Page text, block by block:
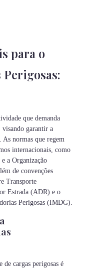
para o
que demanda
visando garantir a
As normas que regem
internacionais, como
a Organização
de convenções
Transporte
Estrada (ADR) e o
Perigosas (IMDG).
cargas perigosas é